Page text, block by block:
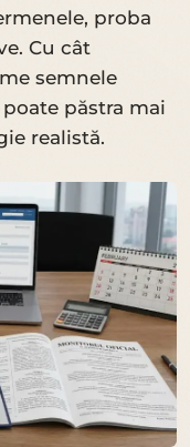
proba
Cu cât
semnele
păstra mai
realistă.